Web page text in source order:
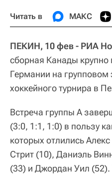
Читать в МАКС
ПЕКИН, 10 фев - РИА
сборная Канады крупно
Германии на групповом
хоккейного турнира в
Встреча группы A
(3:0, 1:1, 1:0) в пользу
которых отлились
Стрит (10), Даниэль
(33) и Джордан Уил